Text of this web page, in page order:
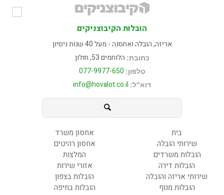
הובלות הקיבוצניקים
אריזה, הובלה ואחסנה - מעל 40 שנות ניסיון
כתובת: הלוחמים 53, חולון
טלפון: 077-9977-650
דוא"ל: info@hovalot.co.il
בית
שירותי הובלה
הובלות משרדים
הובלות דירה
שירותי אריזה והובלה
הובלות מנוף
אחסון משרד
אחסון רהיטים
המלצות
אזורי שירות
הובלות בצפון
הובלות בחיפה